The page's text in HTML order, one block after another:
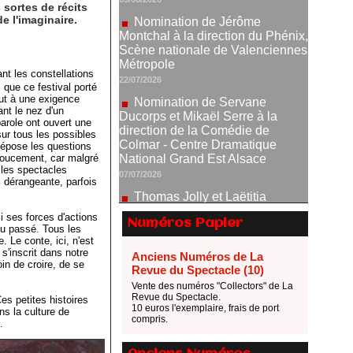
sortes de récits
l'imaginaire.
les constellations
que ce festival porté
à une exigence
le nez d'un
ont ouvert une
tous les possibles
les questions
car malgré
spectacles
parfois
ses forces d'actions
passé. Tous les
Le conte, ici, n'est
dans notre
de croire, de se
petites histoires
la culture de
22/07/2026
Nomination de Servane
Ducorps et Mikaël Serre à la
direction de la Comédie de
National Grand Est Alsace
07/07/2026
Thomas Jolly et Laëtitia
Guédon nommés à la direction du
TNP
Fonds SACD Théâtre : les
lauréats 2026
23/06/2026
Dispositif ARTCENA Écrire
pour le cirque, les lauréats 2026 !
20/06/2026
Le palmarès des prix SACD
2026
Numéros Papier
Anciens Numéros de La
Revue du Spectacle (10)
Vente des numéros "Collectors" de La
Revue du Spectacle.
10 euros l'exemplaire, frais de port
compris.